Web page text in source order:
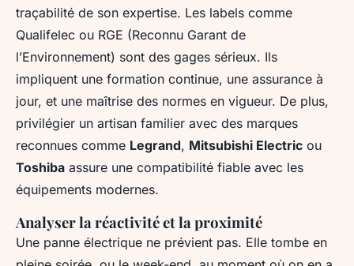
traçabilité de son expertise. Les labels comme
Qualifelec ou RGE (Reconnu Garant de
l’Environnement) sont des gages sérieux. Ils
impliquent une formation continue, une assurance à
jour, et une maîtrise des normes en vigueur. De plus,
privilégier un artisan familier avec des marques
reconnues comme Legrand, Mitsubishi Electric ou
Toshiba assure une compatibilité fiable avec les
équipements modernes.
Analyser la réactivité et la proximité
Une panne électrique ne prévient pas. Elle tombe en